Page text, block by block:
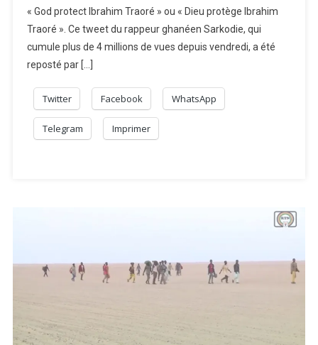
« God protect Ibrahim Traoré » ou « Dieu protège Ibrahim
Traoré ». Ce tweet du rappeur ghanéen Sarkodie, qui
cumule plus de 4 millions de vues depuis vendredi, a été
reposté par […]
Twitter Facebook WhatsApp
Telegram Imprimer